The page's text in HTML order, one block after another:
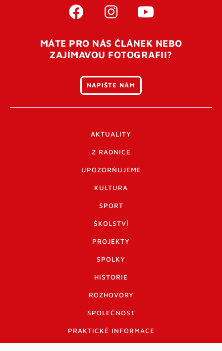
MÁTE PRO NÁS ČLÁNEK NEBO
ZAJÍMAVOU FOTOGRAFII?
NAPIŠTE NÁM
AKTUALITY
Z RADNICE
UPOZORŇUJEME
KULTURA
SPORT
ŠKOLSTVÍ
PROJEKTY
SPOLKY
HISTORIE
ROZHOVORY
SPOLEČNOST
PRAKTICKÉ INFORMACE